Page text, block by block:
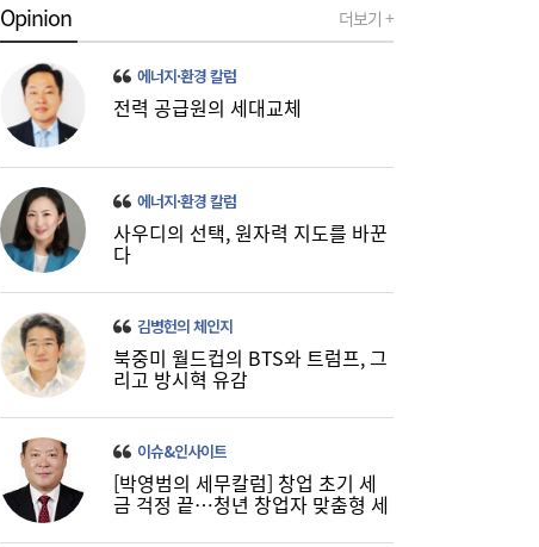
10:08 주유소 기름값 12주 연속 하락…다음주는?
Opinion 더보기 +
에너지·환경 칼럼
전력 공급원의 세대교체
에너지·환경 칼럼
사우디의 선택, 원자력 지도를 바꾼
다
김병헌의 체인지
북중미 월드컵의 BTS와 트럼프, 그
리고 방시혁 유감
이슈&인사이트
[박영범의 세무칼럼] 창업 초기 세
금 걱정 끝…청년 창업자 맞춤형 세